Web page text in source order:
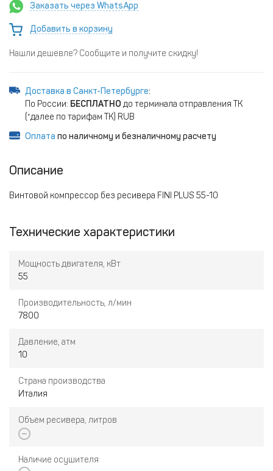
Заказать через WhatsApp
Добавить в корзину
Нашли дешевле? Сообщите и получите скидку!
Доставка в Санкт-Петербурге:
По России: БЕСПЛАТНО до терминала отправления ТК
(*далее по тарифам ТК) RUB
Оплата по наличному и безналичному расчету
Описание
Винтовой компрессор без ресивера FINI PLUS 55-10
Технические характеристики
Мощность двигателя, кВт
55
Производительность, л/мин
7800
Давление, атм
10
Страна производства
Италия
Объем ресивера, литров
Наличие осушителя